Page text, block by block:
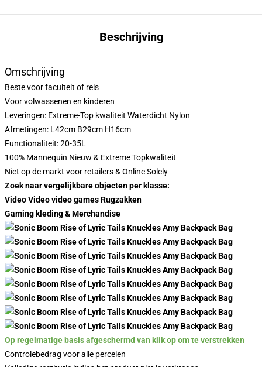
Beschrijving
Omschrijving
Beste voor faculteit of reis
Voor volwassenen en kinderen
Leveringen: Extreme-Top kwaliteit Waterdicht Nylon
Afmetingen: L42cm B29cm H16cm
Functionaliteit: 20-35L
100% Mannequin Nieuw & Extreme Topkwaliteit
Niet op de markt voor retailers & Online Solely
Zoek naar vergelijkbare objecten per klasse:
Video Video video games Rugzakken
Gaming kleding & Merchandise
Op regelmatige basis afgeschermd van klik op om te verstrekken
Controlebedrag voor alle percelen